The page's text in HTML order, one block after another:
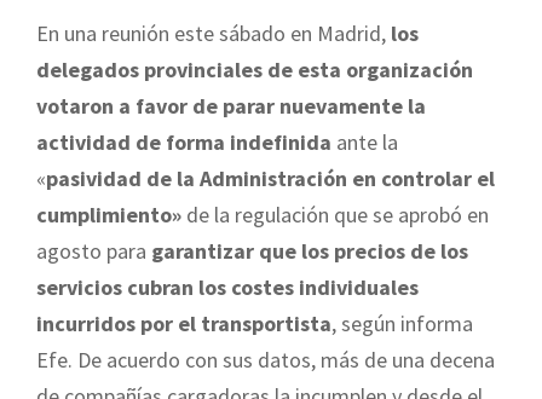
En una reunión este sábado en Madrid, los
delegados provinciales de esta organización
votaron a favor de parar nuevamente la
actividad de forma indefinida ante la
«pasividad de la Administración en controlar el
cumplimiento» de la regulación que se aprobó en
agosto para garantizar que los precios de los
servicios cubran los costes individuales
incurridos por el transportista, según informa
Efe. De acuerdo con sus datos, más de una decena